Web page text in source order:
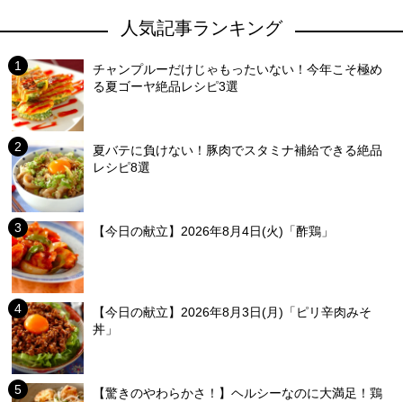
人気記事ランキング
チャンプルーだけじゃもったいない！今年こそ極め
る夏ゴーヤ絶品レシピ3選
夏バテに負けない！豚肉でスタミナ補給できる絶品
レシピ8選
【今日の献立】2026年8月4日(火)「酢鶏」
【今日の献立】2026年8月3日(月)「ピリ辛肉みそ
丼」
【驚きのやわらかさ！】ヘルシーなのに大満足！鶏